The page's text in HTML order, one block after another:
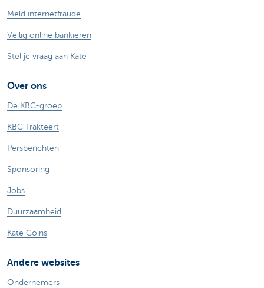
Meld internetfraude
Veilig online bankieren
Stel je vraag aan Kate
Over ons
De KBC-groep
KBC Trakteert
Persberichten
Sponsoring
Jobs
Duurzaamheid
Kate Coins
Andere websites
Ondernemers